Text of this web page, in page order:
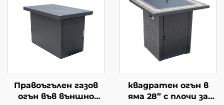
Правоъгълен газов
огън във външно
квадратен огън в
яма 28” с плочи за